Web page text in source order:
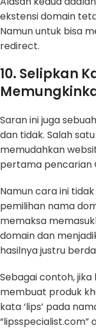
ekstensi domain
Namun untuk bisa
redirect.
10. Selipkan
Saran ini juga
dan tidak. Salah
memudahkan
pertama pencarian
Namun cara ini
pemilihan nama
memaksa
domain dan
hasilnya justru
Sebagai contoh,
membuat produk
kata ‘lips’ pada
“lipsspecialist.com”